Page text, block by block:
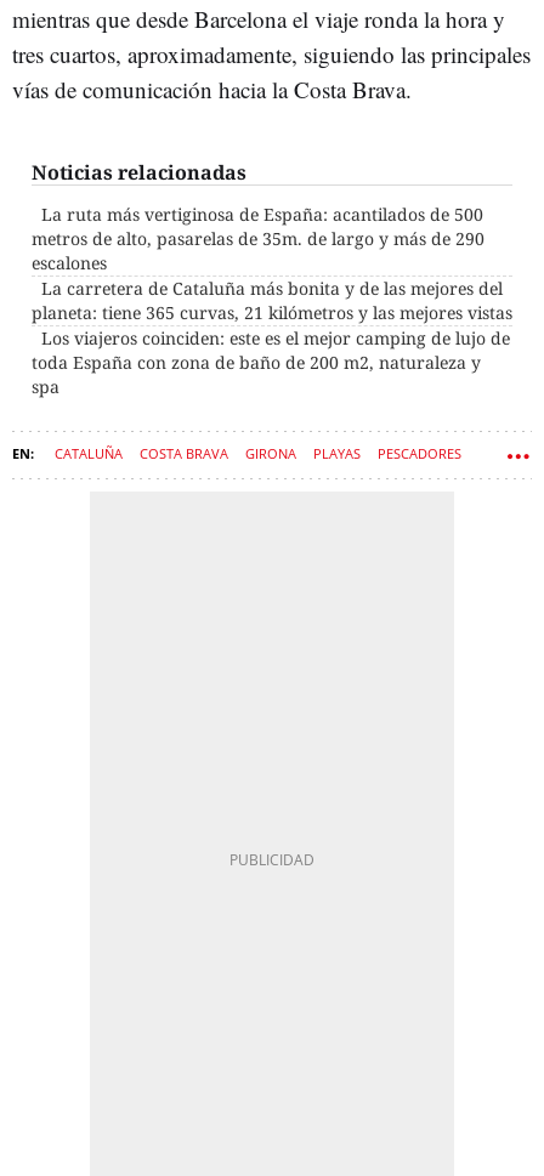
mientras que desde Barcelona el viaje ronda la hora y
tres cuartos, aproximadamente, siguiendo las principales
vías de comunicación hacia la Costa Brava.
Noticias relacionadas
La ruta más vertiginosa de España: acantilados de 500
metros de alto, pasarelas de 35m. de largo y más de 290
escalones
La carretera de Cataluña más bonita y de las mejores del
planeta: tiene 365 curvas, 21 kilómetros y las mejores vistas
Los viajeros coinciden: este es el mejor camping de lujo de
toda España con zona de baño de 200 m2, naturaleza y
spa
CATALUÑA COSTA BRAVA GIRONA PLAYAS PESCADORES